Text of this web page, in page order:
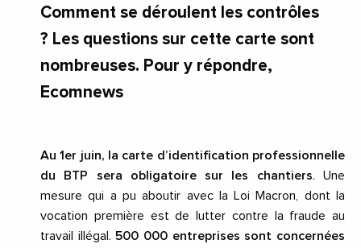
Comment se déroulent les contrôles
? Les questions sur cette carte sont
nombreuses. Pour y répondre,
Ecomnews
Au 1er juin, la carte d’identification professionnelle
du BTP sera obligatoire sur les chantiers. Une
mesure qui a pu aboutir avec la Loi Macron, dont la
vocation première est de lutter contre la fraude au
travail illégal. 500 000 entreprises sont concernées